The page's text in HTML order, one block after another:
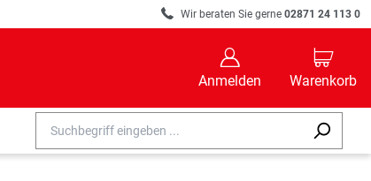
R Wir beraten Sie gerne 02871 24 113 0
B
Anmelden
C
Warenkorb